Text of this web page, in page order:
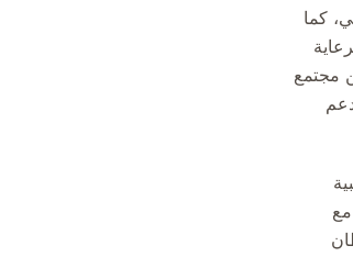
كما
مجتمع
المتقدمة للمرضى المقيمين والمراجعين الخارجيين. كما شهد المستشفى توسعة كبيرة في عام 2021 مع